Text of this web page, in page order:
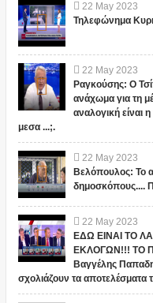
22 May 2023
Τηλεφώνημα
22 May 2023
Ραγκούσης: Ο
ανάχωμα για τη
αναλογική είναι
μεσα ...;.
22 May 2023
Βελόπουλος: Το
δημοσκόπους....
22 May 2023
ΕΔΩ ΕΙΝΑΙ ΤΟ
ΕΚΛΟΓΩΝ!!! ΤΟ
Βαγγέλης
σχολιάζουν τα